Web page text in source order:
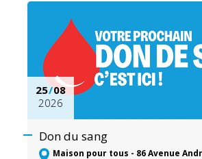
25/08
2026
Don du sang
Maison pour tous - 86 Avenue